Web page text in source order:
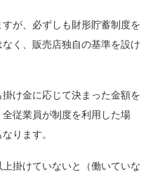
が、必ずしも財形貯蓄制度を
く、販売店独自の基準を設け
け金に応じて決まった金額を
従業員が制度を利用した場
ります。
掛けていないと（働いていな